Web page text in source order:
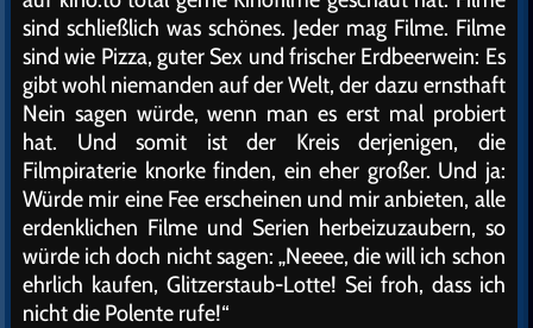
sind schließlich was schönes. Jeder mag Filme. Filme
sind wie Pizza, guter Sex und frischer Erdbeerwein: Es
gibt wohl niemanden auf der Welt, der dazu ernsthaft
Nein sagen würde, wenn man es erst mal probiert
hat. Und somit ist der Kreis derjenigen, die
Filmpiraterie knorke finden, ein eher großer. Und ja:
Würde mir eine Fee erscheinen und mir anbieten, alle
erdenklichen Filme und Serien herbeizuzaubern, so
würde ich doch nicht sagen: „Neeee, die will ich schon
ehrlich kaufen, Glitzerstaub-Lotte! Sei froh, dass ich
nicht die Polente rufe!“